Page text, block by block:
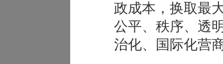
政成本，换取最
公平、秩序、透
治化、国际化营